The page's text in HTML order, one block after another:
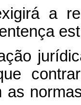
a
as